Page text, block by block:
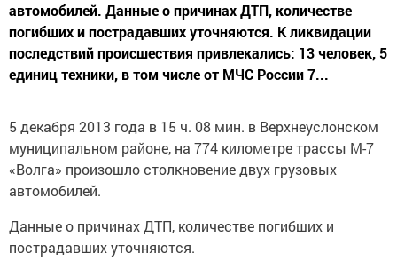
автомобилей. Данные о причинах ДТП, количестве
погибших и пострадавших уточняются. К ликвидации
последствий происшествия привлекались: 13 человек, 5
единиц техники, в том числе от МЧС России 7...
5 декабря 2013 года в 15 ч. 08 мин. в Верхнеуслонском
муниципальном районе, на 774 километре трассы М-7
«Волга» произошло столкновение двух грузовых
автомобилей.
Данные о причинах ДТП, количестве погибших и
пострадавших уточняются.